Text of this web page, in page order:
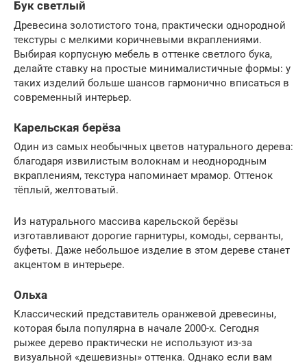
Бук светлый
Древесина золотистого тона, практически однородной
текстуры с мелкими коричневыми вкраплениями.
Выбирая корпусную мебель в оттенке светлого бука,
делайте ставку на простые минималистичные формы: у
таких изделий больше шансов гармонично вписаться в
современный интерьер.
Карельская берёза
Один из самых необычных цветов натурального дерева:
благодаря извилистым волокнам и неоднородным
вкраплениям, текстура напоминает мрамор. Оттенок
тёплый, желтоватый.
Из натурального массива карельской берёзы
изготавливают дорогие гарнитуры, комоды, серванты,
буфеты. Даже небольшое изделие в этом дереве станет
акцентом в интерьере.
Ольха
Классический представитель оранжевой древесины,
которая была популярна в начале 2000-х. Сегодня
рыжее дерево практически не используют из-за
визуальной «дешевизны» оттенка. Однако если вам